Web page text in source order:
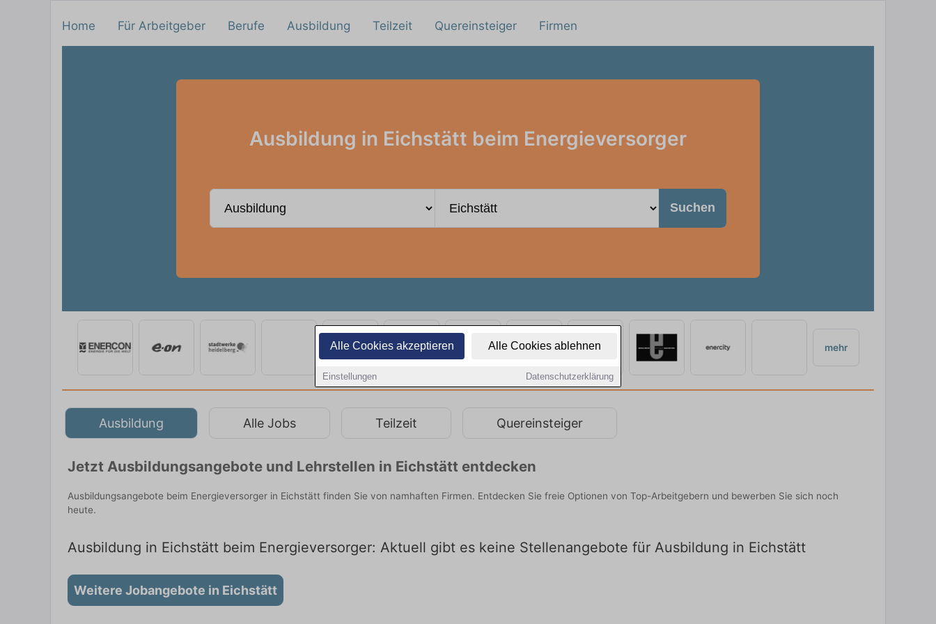
Alle Cookies akzeptieren Alle Cookies ablehnen
Einstellungen Datenschutzerklärung
Home Für Arbeitgeber Berufe Ausbildung Teilzeit Quereinsteiger Firmen
Ausbildung in Eichstätt beim Energieversorger
Suchen
mehr
Ausbildung Alle Jobs Teilzeit Quereinsteiger
Jetzt Ausbildungsangebote und Lehrstellen in Eichstätt entdecken
Ausbildungsangebote beim Energieversorger in Eichstätt finden Sie von namhaften Firmen. Entdecken Sie freie Optionen von Top-Arbeitgebern und bewerben Sie sich noch
heute.
Ausbildung in Eichstätt beim Energieversorger: Aktuell gibt es keine Stellenangebote für Ausbildung in Eichstätt
Weitere Jobangebote in Eichstätt